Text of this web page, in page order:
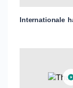
Internationale